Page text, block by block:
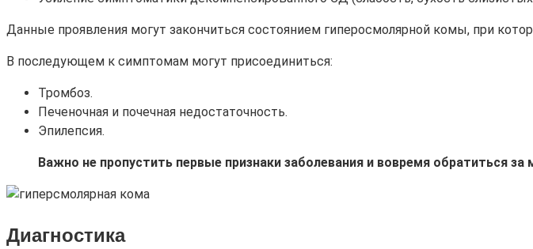
Данные проявления могут закончиться состоянием гиперосмолярной комы, при
В последующем к симптомам могут присоединиться:
Тромбоз.
Печеночная и почечная недостаточность.
Эпилепсия.
Важно не пропустить первые признаки заболевания и вовремя обратиться
Диагностика